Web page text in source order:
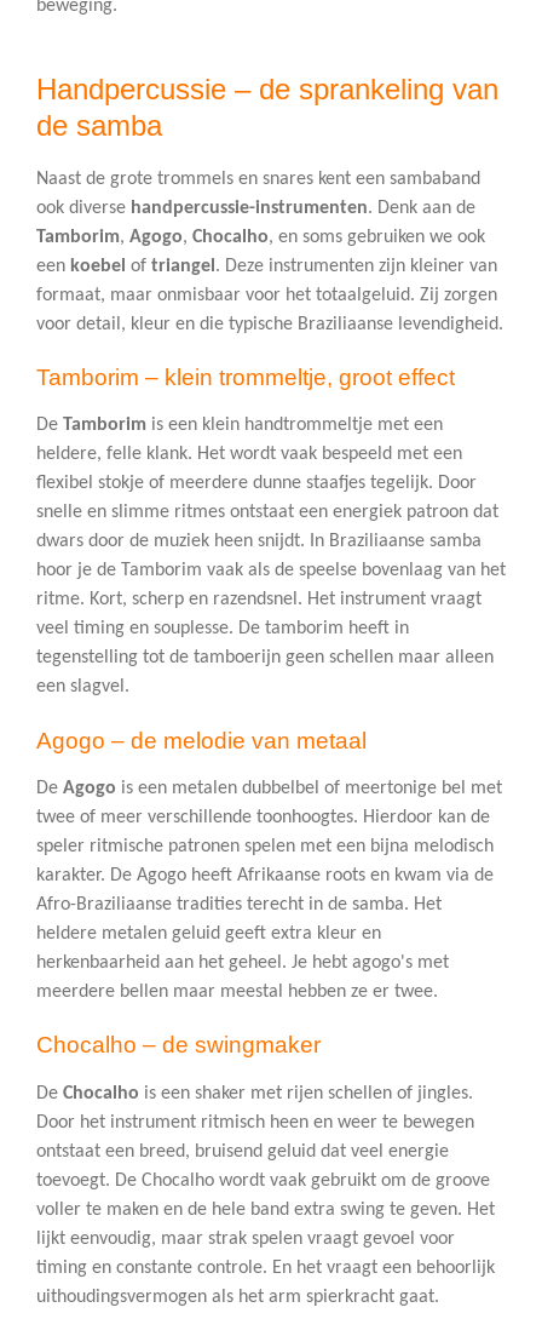
beweging.
Handpercussie – de sprankeling van
de samba
Naast de grote trommels en snares kent een sambaband
ook diverse handpercussie-instrumenten. Denk aan de
Tamborim, Agogo, Chocalho, en soms gebruiken we ook
een koebel of triangel . Deze instrumenten zijn kleiner van
formaat, maar onmisbaar voor het totaalgeluid. Zij zorgen
voor detail, kleur en die typische Braziliaanse levendigheid.
Tamborim – klein trommeltje, groot effect
De Tamborim is een klein handtrommeltje met een
heldere, felle klank. Het wordt vaak bespeeld met een
flexibel stokje of meerdere dunne staafjes tegelijk. Door
snelle en slimme ritmes ontstaat een energiek patroon dat
dwars door de muziek heen snijdt. In Braziliaanse samba
hoor je de Tamborim vaak als de speelse bovenlaag van het
ritme. Kort, scherp en razendsnel. Het instrument vraagt
veel timing en souplesse. De tamborim heeft in
tegenstelling tot de tamboerijn geen schellen maar alleen
een slagvel.
Agogo – de melodie van metaal
De Agogo is een metalen dubbelbel of meertonige bel met
twee of meer verschillende toonhoogtes. Hierdoor kan de
speler ritmische patronen spelen met een bijna melodisch
karakter. De Agogo heeft Afrikaanse roots en kwam via de
Afro-Braziliaanse tradities terecht in de samba. Het
heldere metalen geluid geeft extra kleur en
herkenbaarheid aan het geheel. Je hebt agogo's met
meerdere bellen maar meestal hebben ze er twee.
Chocalho – de swingmaker
De Chocalho is een shaker met rijen schellen of jingles.
Door het instrument ritmisch heen en weer te bewegen
ontstaat een breed, bruisend geluid dat veel energie
toevoegt. De Chocalho wordt vaak gebruikt om de groove
voller te maken en de hele band extra swing te geven. Het
lijkt eenvoudig, maar strak spelen vraagt gevoel voor
timing en constante controle. En het vraagt een behoorlijk
uithoudingsvermogen als het arm spierkracht gaat.